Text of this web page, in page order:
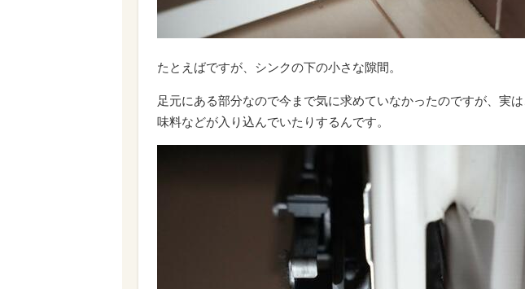
たとえばですが、シンクの下の小さな隙間。
足元にある部分なので今まで気に求めていなかったのですが、実
味料などが入り込んでいたりするんです。